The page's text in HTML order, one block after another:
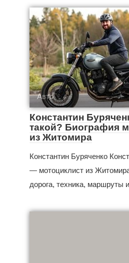
Авто
Константин
такой? Биография
из Житомира
Константин Буряченко
— мотоциклист из
дорога, техника, маршруты и